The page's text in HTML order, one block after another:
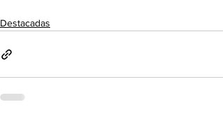
Destacadas